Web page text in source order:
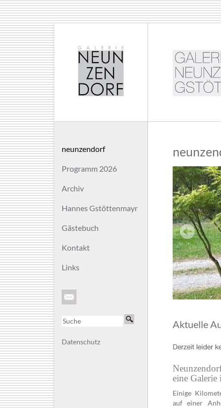
neunzendorf
Programm 2026
Archiv
Hannes Gstöttenmayr
Gästebuch
Kontakt
Links
Datenschutz
Aktuelle
eine
Einige
auf einer